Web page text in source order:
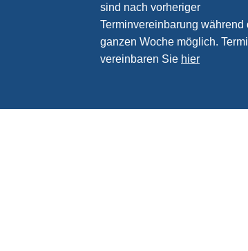
sind nach vorheriger
Terminvereinbarung während
ganzen Woche möglich.
vereinbaren Sie hier